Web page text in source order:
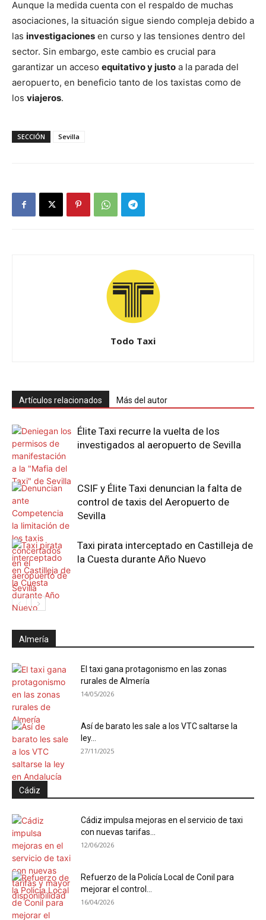
Aunque la medida cuenta con el respaldo de muchas
asociaciones, la situación sigue siendo compleja debido a
las investigaciones en curso y las tensiones dentro del
sector. Sin embargo, este cambio es crucial para
garantizar un acceso equitativo y justo a la parada del
aeropuerto, en beneficio tanto de los taxistas como de
los viajeros.
SECCIÓN Sevilla
Todo Taxi
Artículos relacionados Más del autor
Élite Taxi recurre la vuelta de los
investigados al aeropuerto de Sevilla
CSIF y Élite Taxi denuncian la falta de
control de taxis del Aeropuerto de
Sevilla
Taxi pirata interceptado en Castilleja de
la Cuesta durante Año Nuevo
Almería
El taxi gana protagonismo en las zonas
rurales de Almería
14/05/2026
Así de barato les sale a los VTC saltarse la
ley...
27/11/2025
Cádiz
Cádiz impulsa mejoras en el servicio de taxi
con nuevas tarifas...
12/06/2026
Refuerzo de la Policía Local de Conil para
mejorar el control...
16/04/2026